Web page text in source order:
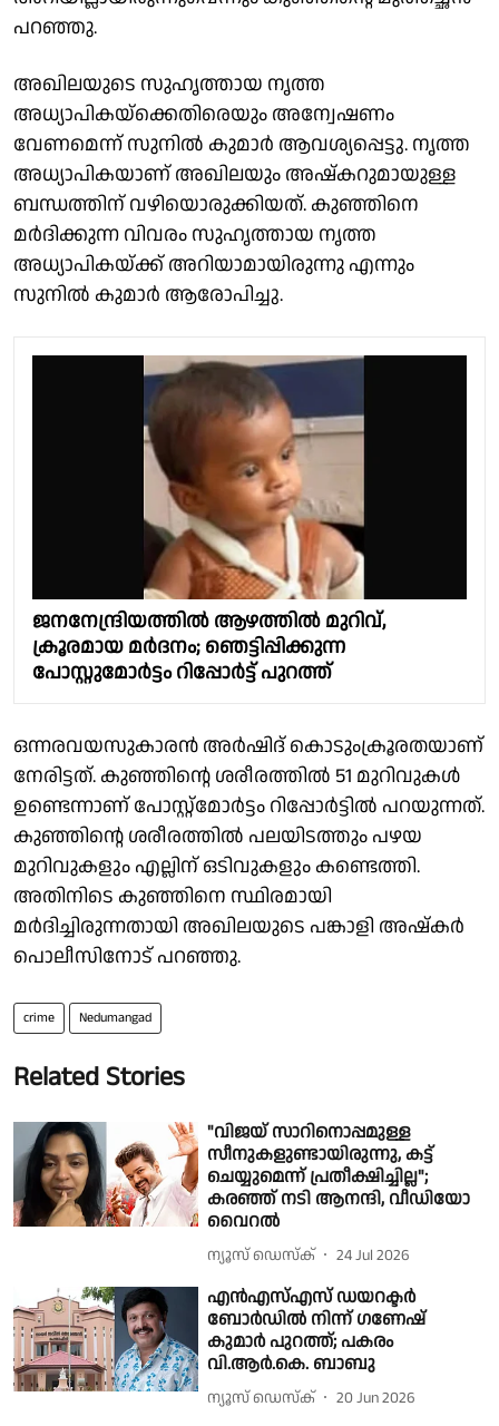
പറഞ്ഞു.
അഖിലയുടെ സുഹൃത്തായ നൃത്ത
അധ്യാപികയ്‌ക്കെതിരെയും അന്വേഷണം
വേണമെന്ന് സുനിൽ കുമാർ ആവശ്യപ്പെട്ടു. നൃത്ത
അധ്യാപികയാണ് അഖിലയും അഷ്‌കറുമായുള്ള
ബന്ധത്തിന് വഴിയൊരുക്കിയത്. കുഞ്ഞിനെ
മർദിക്കുന്ന വിവരം സുഹൃത്തായ നൃത്ത
അധ്യാപികയ്ക്ക് അറിയാമായിരുന്നു എന്നും
സുനിൽ കുമാർ ആരോപിച്ചു.
ജനനേന്ദ്രിയത്തിൽ ആഴത്തിൽ മുറിവ്,
ക്രൂരമായ മർദനം; ഞെട്ടിപ്പിക്കുന്ന
പോസ്റ്റുമോർട്ടം റിപ്പോർട്ട് പുറത്ത്
ഒന്നരവയസുകാരൻ അർഷിദ് കൊടുംക്രൂരതയാണ്
നേരിട്ടത്. കുഞ്ഞിൻ്റെ ശരീരത്തിൽ 51 മുറിവുകൾ
ഉണ്ടെന്നാണ് പോസ്റ്റ്‌മോർട്ടം റിപ്പോർട്ടിൽ പറയുന്നത്.
കുഞ്ഞിൻ്റെ ശരീരത്തിൽ പലയിടത്തും പഴയ
മുറിവുകളും എല്ലിന് ഒടിവുകളും കണ്ടെത്തി.
അതിനിടെ കുഞ്ഞിനെ സ്ഥിരമായി
മർദിച്ചിരുന്നതായി അഖിലയുടെ പങ്കാളി അഷ്കർ
പൊലീസിനോട് പറഞ്ഞു.
crime Nedumangad
Related Stories
"വിജയ് സാറിനൊപ്പമുള്ള
സീനുകളുണ്ടായിരുന്നു, കട്ട്
ചെയ്യുമെന്ന് പ്രതീക്ഷിച്ചില്ല";
കരഞ്ഞ് നടി ആനന്ദി, വീഡിയോ
വൈറൽ
ന്യൂസ് ഡെസ്ക് 24 Jul 2026
എൻഎസ്എസ് ഡയറക്ടർ
ബോർഡിൽ നിന്ന് ഗണേഷ്
കുമാർ പുറത്ത്; പകരം
വി.ആർ.കെ. ബാബു
ന്യൂസ് ഡെസ്ക് 20 Jun 2026